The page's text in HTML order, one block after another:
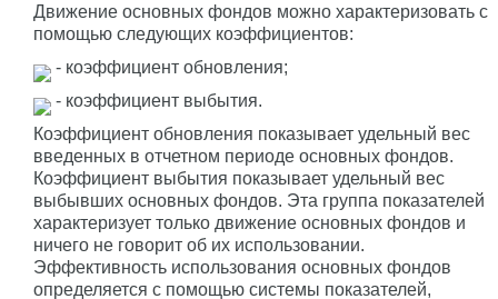
Движение основных фондов можно характеризовать с
помощью следующих коэффициентов:
- коэффициент обновления;
- коэффициент выбытия.
Коэффициент обновления показывает удельный вес
введенных в отчетном периоде основных фондов.
Коэффициент выбытия показывает удельный вес
выбывших основных фондов. Эта группа показателей
характеризует только движение основных фондов и
ничего не говорит об их использовании.
Эффективность использования основных фондов
определяется с помощью системы показателей,